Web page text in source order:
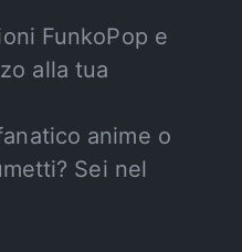
FunkoPop e
alla tua
anime o
Sei nel